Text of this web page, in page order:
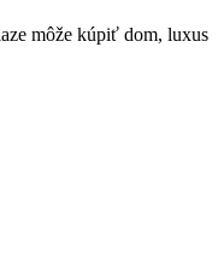
môže kúpiť dom, luxus